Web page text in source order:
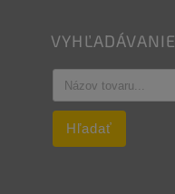
VYHĽADÁVANIE
Hľadať